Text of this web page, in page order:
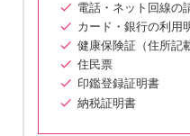
電話・ネット回線の
カード・銀行の利用
健康保険証（住所記
住民票
印鑑登録証明書
納税証明書